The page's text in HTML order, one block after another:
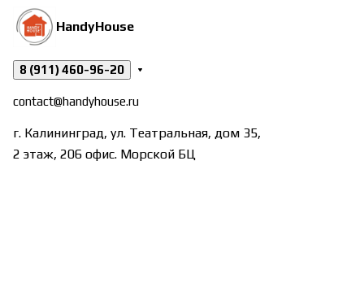
HandyHouse
8 (911) 460-96-20
contact@handyhouse.ru
г. Калининград, ул. Театральная, дом 35,
2 этаж, 206 офис. Морской БЦ